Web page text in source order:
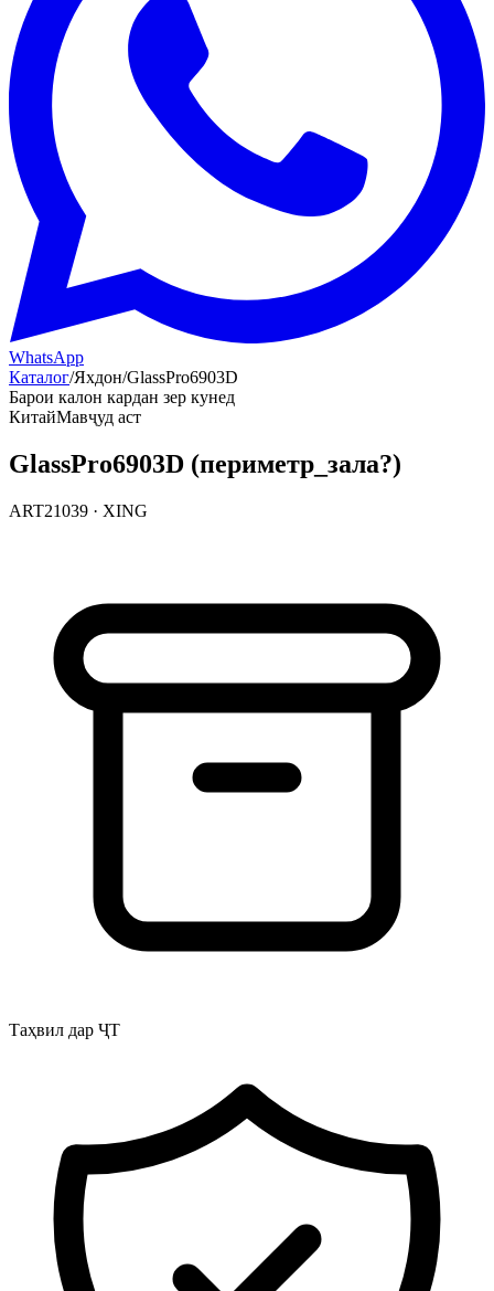
WhatsApp
Каталог/Яхдон/GlassPro6903D
Барои калон кардан зер кунед
КитайМавҷуд аст
GlassPro6903D (периметр_зала?)
ART21039 · XING
Таҳвил дар ҶТ